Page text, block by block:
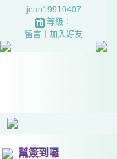
jean19910407
等級：
留言｜ 加入好友
幫簽到囉